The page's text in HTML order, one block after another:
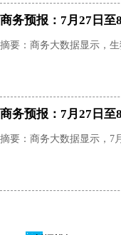
商务预报：7月27日
摘要：商务大数据显示，
商务预报：7月27日
摘要：商务大数据显示，7